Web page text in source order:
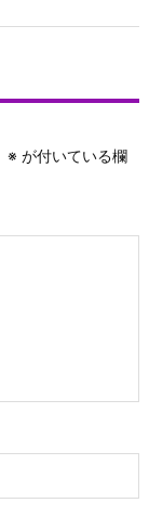
※ が付いている欄